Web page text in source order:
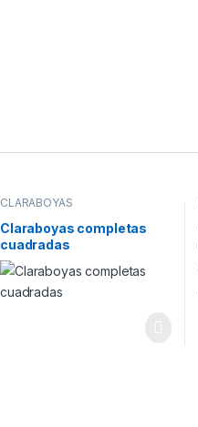
CLARABOYAS
Claraboyas completas
cuadradas